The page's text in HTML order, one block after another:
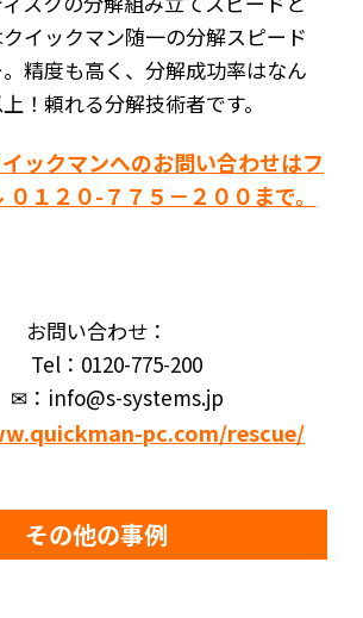
イックマン随一の分解スピード
精度も高く、分解成功率はなん
！頼れる分解技術者です。
ックマンへのお問い合わせはフ
０１２０-７７５－２００まで。
お問い合わせ：
Tel：0120-775-200
info@s-systems.jp
pc.com/rescue/
その他の事例